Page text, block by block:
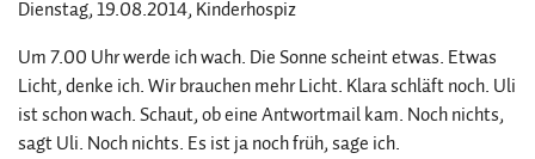
Dienstag, 19.08.2014, Kinderhospiz
Um 7.00 Uhr werde ich wach. Die Sonne scheint etwas. Etwas
Licht, denke ich. Wir brauchen mehr Licht. Klara schläft noch. Uli
ist schon wach. Schaut, ob eine Antwortmail kam. Noch nichts,
sagt Uli. Noch nichts. Es ist ja noch früh, sage ich.